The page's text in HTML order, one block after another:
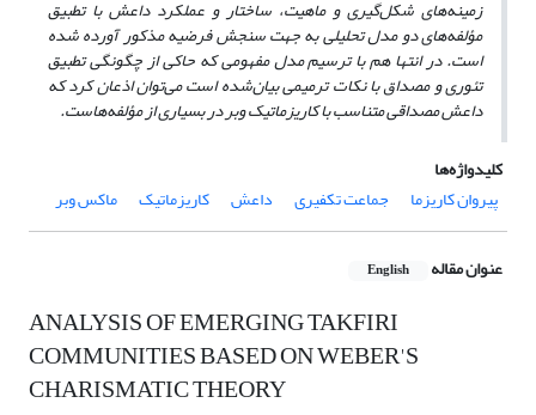
زمینه‌های شکل‌گیری و ماهیت، ساختار و عملکرد داعش با تطبیق
مؤلفه‌های دو مدل تحلیلی به جهت سنجش فرضیه مذکور آورده شده
است. در انتها هم با ترسیم مدل مفهومی که حاکی از چگونگی تطبیق
تئوری و مصداق با نکات ترمیمی بیان‌شده است می‌توان اذعان کرد که
داعش مصداقی متناسب با کاریزماتیک وبر در بسیاری از مؤلفه‌هاست.
کلیدواژه‌ها
پیروان کاریزما
جماعت تکفیری داعش کاریزماتیک ماکس وبر
عنوان مقاله English
ANALYSIS OF EMERGING TAKFIRI
COMMUNITIES BASED ON WEBER'S
CHARISMATIC THEORY